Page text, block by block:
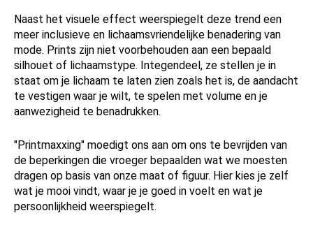
Naast het visuele effect weerspiegelt deze trend een
meer inclusieve en lichaamsvriendelijke benadering van
mode. Prints zijn niet voorbehouden aan een bepaald
silhouet of lichaamstype. Integendeel, ze stellen je in
staat om je lichaam te laten zien zoals het is, de aandacht
te vestigen waar je wilt, te spelen met volume en je
aanwezigheid te benadrukken.
"Printmaxxing" moedigt ons aan om ons te bevrijden van
de beperkingen die vroeger bepaalden wat we moesten
dragen op basis van onze maat of figuur. Hier kies je zelf
wat je mooi vindt, waar je je goed in voelt en wat je
persoonlijkheid weerspiegelt.